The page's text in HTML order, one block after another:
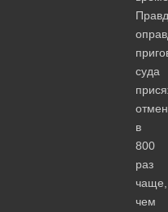
суда
в
800
раз
чаще,
чем